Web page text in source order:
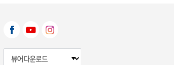
뷰어다운로드 선택